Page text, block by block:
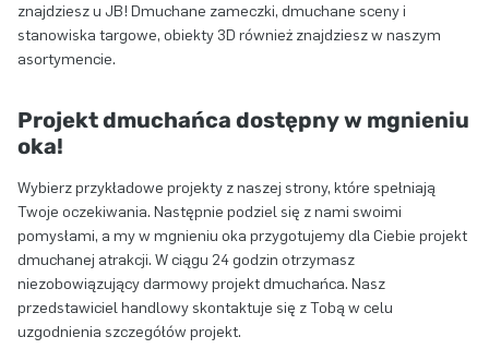
znajdziesz u JB! Dmuchane zameczki, dmuchane sceny i
stanowiska targowe, obiekty 3D również znajdziesz w naszym
asortymencie.
Projekt dmuchańca dostępny w mgnieniu
oka!
Wybierz przykładowe projekty z naszej strony, które spełniają
Twoje oczekiwania. Następnie podziel się z nami swoimi
pomysłami, a my w mgnieniu oka przygotujemy dla Ciebie projekt
dmuchanej atrakcji. W ciągu 24 godzin otrzymasz
niezobowiązujący darmowy projekt dmuchańca. Nasz
przedstawiciel handlowy skontaktuje się z Tobą w celu
uzgodnienia szczegółów projekt.